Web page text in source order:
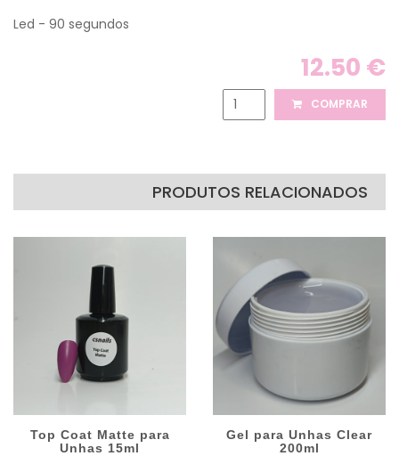
Led - 90 segundos
12.50 €
COMPRAR
PRODUTOS RELACIONADOS
Top Coat Matte para
Unhas 15ml
Gel para Unhas Clear
200ml